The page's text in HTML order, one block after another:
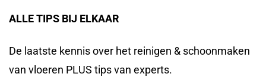
ALLE TIPS BIJ ELKAAR
De laatste kennis over het reinigen & schoonmaken
van vloeren PLUS tips van experts.